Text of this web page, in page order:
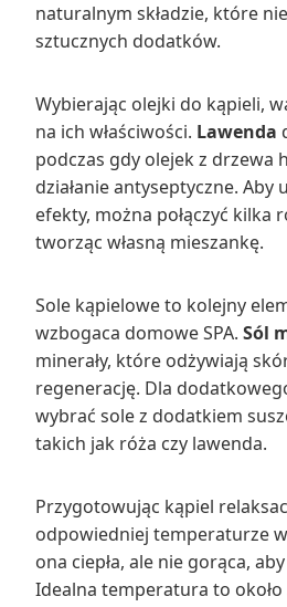
naturalnym składzie, które
sztucznych dodatków.
Wybierając olejki do kąpieli,
na ich właściwości. Lawenda
podczas gdy olejek z drzewa
działanie antyseptyczne. Aby
efekty, można połączyć kilka
tworząc własną mieszankę.
Sole kąpielowe to kolejny
wzbogaca domowe SPA. Sól
minerały, które odżywiają
regenerację. Dla
wybrać sole z dodatkiem
takich jak róża czy lawenda.
Przygotowując kąpiel
odpowiedniej temperaturze
ona ciepła, ale nie gorąca,
Idealna temperatura to około